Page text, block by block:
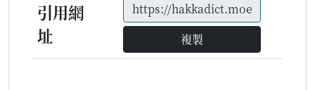
引用網
址
複製